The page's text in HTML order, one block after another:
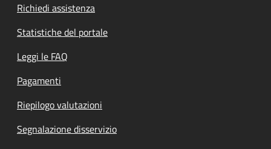
Richiedi assistenza
Statistiche del portale
Leggi le FAQ
Pagamenti
Riepilogo valutazioni
Segnalazione disservizio